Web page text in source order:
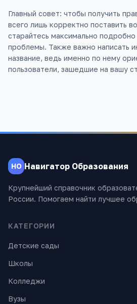
Главный совет: чтобы получить
всего лишь корректно поставить
старайтесь максимально подробно
проблемы. Также важно написать
название, ведь именно по нему
пользователи, зашедшие на вашу
НО Навигатор Образования
Крупнейший справочник
России. Помогаем найти лучшее
КАТЕГОРИИ
Детские сады
Школы
Колледжи
Вузы